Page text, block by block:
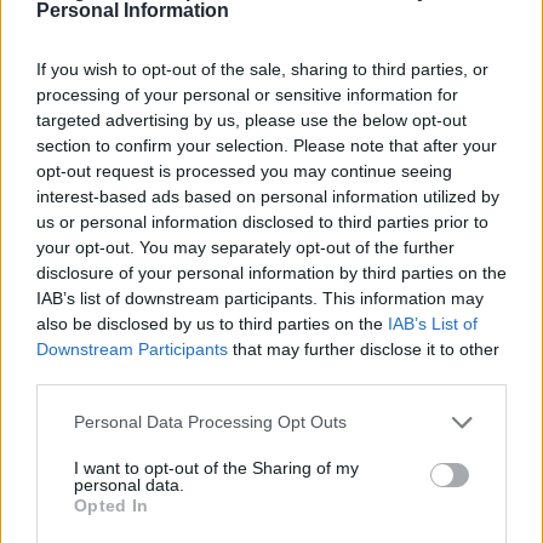
Personal Information
If you wish to opt-out of the sale, sharing to third parties, or
processing of your personal or sensitive information for
targeted advertising by us, please use the below opt-out
section to confirm your selection. Please note that after your
opt-out request is processed you may continue seeing
interest-based ads based on personal information utilized by
us or personal information disclosed to third parties prior to
your opt-out. You may separately opt-out of the further
disclosure of your personal information by third parties on the
IAB’s list of downstream participants. This information may
also be disclosed by us to third parties on the IAB’s List of
Downstream Participants that may further disclose it to other
Personal Data Processing Opt Outs
I want to opt-out of the Sharing of my
personal data.
Opted In
de Guaguas de San Telmo); Avenida Alcalde Díaz Saavedra
centro de salud de San José); Calle Alicante (frente al
colegia Islas Canarias), Avenida de Canarias (Hospital
Insular), Avenida Marítima del Sur (Escuela de Arte y
Superior de Diseño Gran Canaria); Hoya de la Plata (en la
parada de Global); y Playa de la Laja (Tritón).
Con el inicio de la competición, la guagua seguirá la ‘pega’
desde el litoral haciendo uso de las paradas de Global para
que los aficionados al deporte vernáculo puedan descender
del vehículo y seguir el recorrido de los botes. El itinerario del
servicio especial de Vela Latina finaliza en el interior del
Muelle Deportivo, lugar donde concluye la prueba y los botes
tienen su sede.
Guaguas Municipales patrocina
‘Moby Dick’, espectáculo con el que